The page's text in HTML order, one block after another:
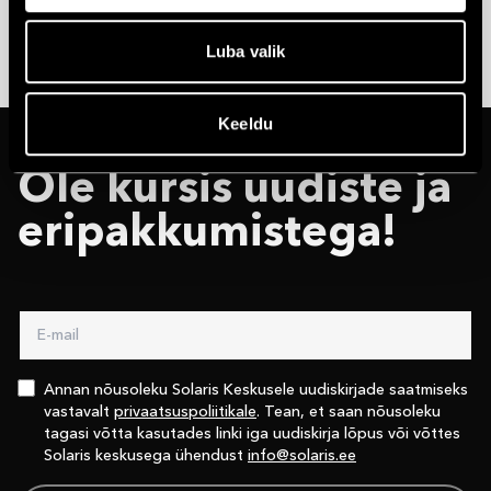
Luba valik
Keeldu
Ole kursis uudiste ja
eri­pakkumistega!
Annan nõusoleku Solaris Keskusele uudiskirjade saatmiseks
vastavalt privaatsuspoliitikale. Tean, et saan nõusoleku
tagasi võtta kasutades linki iga uudiskirja lõpus või võttes
Solaris keskusega ühendust info@solaris.ee